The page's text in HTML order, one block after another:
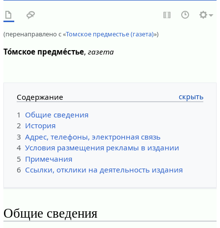
(перенаправлено с «Томское предместье (газета)»)
То́мское предме́стье, газета
Содержание
1 Общие сведения
2 История
3 Адрес, телефоны, электронная связь
4 Условия размещения рекламы в издании
5 Примечания
6 Ссылки, отклики на деятельность издания
Общие сведения